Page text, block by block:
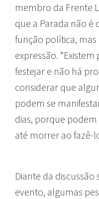
membro da Frente
que a Parada não é
função política,
expressão.
festejar e não há
considerar que
podem se
dias, porque
até morrer ao fazê-
Diante da
evento, algumas